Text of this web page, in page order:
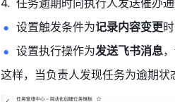
任务逾期时向执行人发送催办通
设置触发条件为记录内容变更
设置执行操作为发送飞书消息
这样，当负责人发现任务为逾期